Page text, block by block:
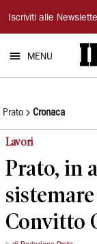
Il
Tirreno
Iscriviti alle
MENU
Prato Cronaca
Lavori
Prato, in
Convitto